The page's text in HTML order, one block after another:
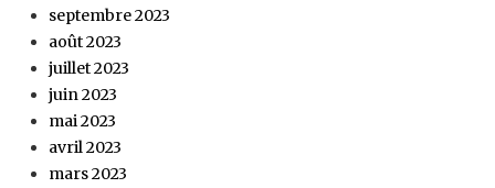
septembre 2023
août 2023
juillet 2023
juin 2023
mai 2023
avril 2023
mars 2023